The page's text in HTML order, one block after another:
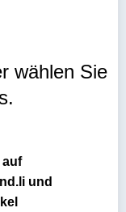
wählen Sie
auf
und